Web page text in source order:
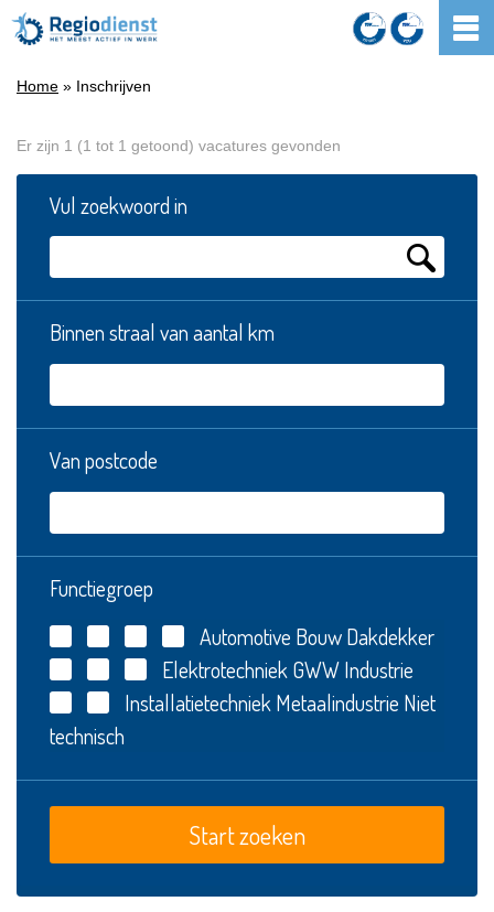
Home » Inschrijven
Er zijn 1 (1 tot 1 getoond) vacatures gevonden
Vul zoekwoord in
Binnen straal van aantal km
Van postcode
Functiegroep
Automotive BouwDakdekker
Elektrotechniek GWWIndustrie
Installatietechniek Metaalindustrie Niet
technisch